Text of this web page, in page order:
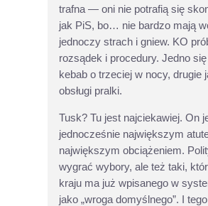
trafna — oni nie potrafią się
jak PiS, bo… nie bardzo mają
jednoczy strach i gniew. KO
rozsądek i procedury. Jedno
kebab o trzeciej w nocy, drugie
obsługi pralki.
Tusk? Tu jest najciekawiej. On
jednocześnie największym
największym obciążeniem.
wygrać wybory, ale też taki,
kraju ma już wpisanego w
jako „wroga domyślnego”. I